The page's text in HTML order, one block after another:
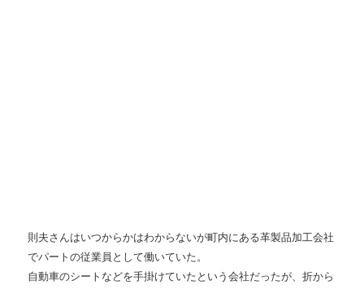
則夫さんはいつからかはわからないが町内にある革製品加工会社
でパートの従業員として働いていた。
自動車のシートなどを手掛けていたという会社だったが、折から